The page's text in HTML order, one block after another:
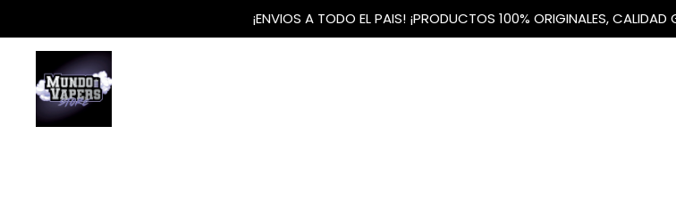
¡ENVIOS A TODO EL PAIS! ¡PRODUCTOS 100% ORIGINALES,